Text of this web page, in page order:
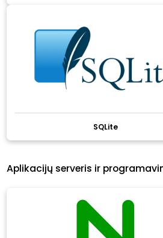
SQLite
Aplikacijų serveris ir